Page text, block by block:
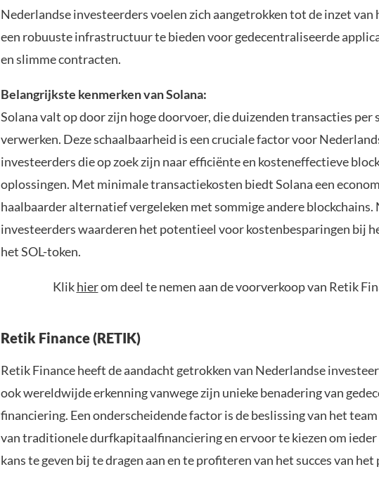
Nederlandse investeerders voelen zich aangetrokken tot de inzet van
een robuuste infrastructuur te bieden voor gedecentraliseerde
en slimme contracten.
Belangrijkste kenmerken van Solana:
Solana valt op door zijn hoge doorvoer, die duizenden transacties per
verwerken. Deze schaalbaarheid is een cruciale factor voor
investeerders die op zoek zijn naar efficiënte en kosteneffectieve
oplossingen. Met minimale transactiekosten biedt Solana een
haalbaarder alternatief vergeleken met sommige andere blockchains.
investeerders waarderen het potentieel voor kostenbesparingen bij
het SOL-token.
Klikhierom deel te nemen aan de voorverkoop van Retik
Retik Finance (RETIK)
Retik Finance heeft de aandacht getrokken van Nederlandse
ook wereldwijde erkenning vanwege zijn unieke benadering van
financiering. Een onderscheidende factor is de beslissing van het
van traditionele durfkapitaalfinanciering en ervoor te kiezen om
kans te geven bij te dragen aan en te profiteren van het succes van het